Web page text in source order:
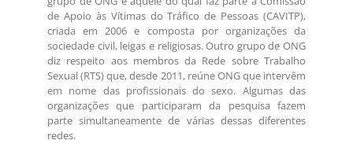
de Apoio às Vítimas do Tráfico de Pessoas (CAVITP),
criada em 2006 e composta por organizações da
sociedade civil, leigas e religiosas. Outro grupo de ONG
diz respeito aos membros da Rede sobre Trabalho
Sexual (RTS) que, desde 2011, reúne ONG que intervêm
em nome das profissionais do sexo. Algumas das
organizações que participaram da pesquisa fazem
parte simultaneamente de várias dessas diferentes
redes.